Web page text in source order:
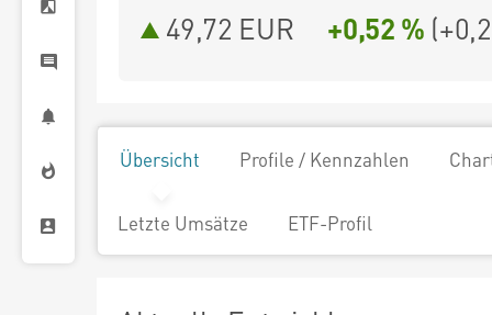
49,72 EUR +0,52 % (
Übersicht Profile / Kennzahlen
Letzte Umsätze ETF-Profil